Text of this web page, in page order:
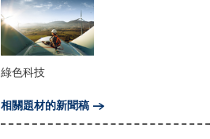
綠色科技
相關題材的新聞稿